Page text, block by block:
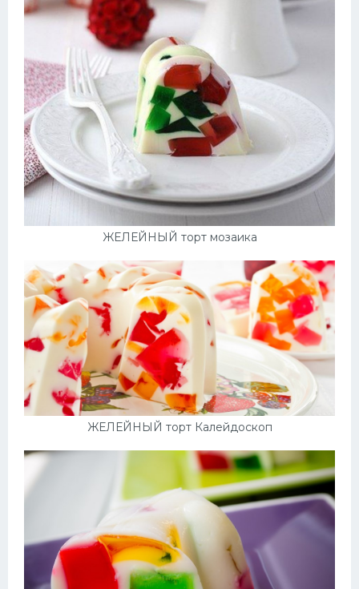
ЖЕЛЕЙНЫЙ торт мозаика
ЖЕЛЕЙНЫЙ торт Калейдоскоп